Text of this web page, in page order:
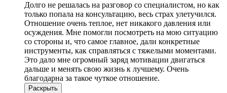
Долго не решалась на разговор со специалистом, но как
только попала на консультацию, весь страх улетучился.
Отношение очень теплое, нет никакого давления или
осуждения. Мне помогли посмотреть на мою ситуацию
со стороны и, что самое главное, дали конкретные
инструменты, как справляться с тяжелыми моментами.
Это дало мне огромный заряд мотивации двигаться
дальше и менять свою жизнь к лучшему. Очень
благодарна за такое чуткое отношение.
Раскрыть